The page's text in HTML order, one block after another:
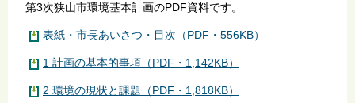
第3次狭山市環境基本計画のPDF資料です。
表紙・市長あいさつ・目次（PDF・556KB）
1 計画の基本的事項（PDF・1,142KB）
2 環境の現状と課題（PDF・1,818KB）